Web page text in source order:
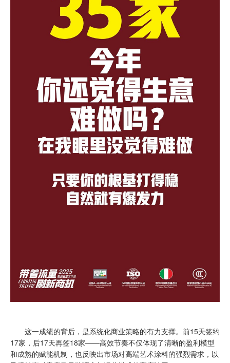
这一成绩的背后，是系统化商业策略的有力支撑。前15天签约
17家，后17天再签18家——高效节奏不仅体现了清晰的盈利模型
和成熟的赋能机制，也反映出市场对高端艺术涂料的强烈需求，以